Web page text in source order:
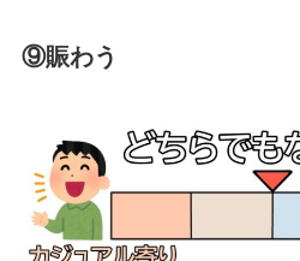
⑨賑わう